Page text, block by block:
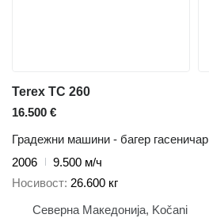
Terex TC 260
16.500 €
Градежни машини - багер гасеничар
2006
9.500 м/ч
Носивост 26.600 кг
Северна Македонија, Kočani